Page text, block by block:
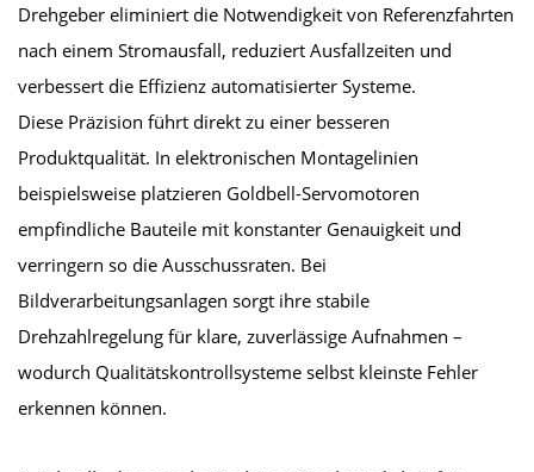
Drehgeber eliminiert die Notwendigkeit von Referenzfahrten
nach einem Stromausfall, reduziert Ausfallzeiten und
verbessert die Effizienz automatisierter Systeme.
Diese Präzision führt direkt zu einer besseren
Produktqualität. In elektronischen Montagelinien
beispielsweise platzieren Goldbell-Servomotoren
empfindliche Bauteile mit konstanter Genauigkeit und
verringern so die Ausschussraten. Bei
Bildverarbeitungsanlagen sorgt ihre stabile
Drehzahlregelung für klare, zuverlässige Aufnahmen –
wodurch Qualitätskontrollsysteme selbst kleinste Fehler
erkennen können.